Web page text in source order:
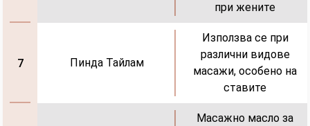
7 Пинда Тайлам
при жените
Използва се при
различни видове
масажи, особено на
ставите
Масажно масло за